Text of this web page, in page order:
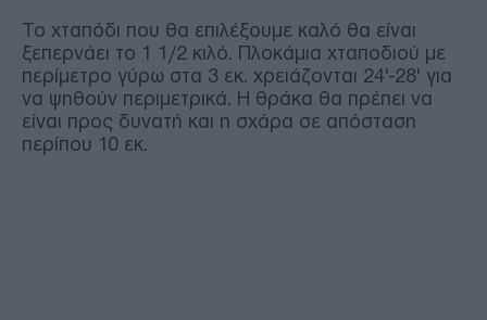
Το χταπόδι που θα επιλέξουμε καλό θα είναι
ξεπερνάει το 1 1/2 κιλό. Πλοκάμια χταποδιού με
περίμετρο γύρω στα 3 εκ. χρειάζονται 24'-28' για
να ψηθούν περιμετρικά. Η θράκα θα πρέπει να
είναι προς δυνατή και η σχάρα σε απόσταση
περίπου 10 εκ.